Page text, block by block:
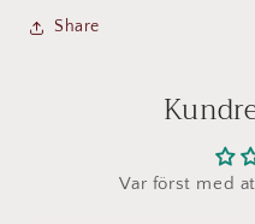
Share
Var först med